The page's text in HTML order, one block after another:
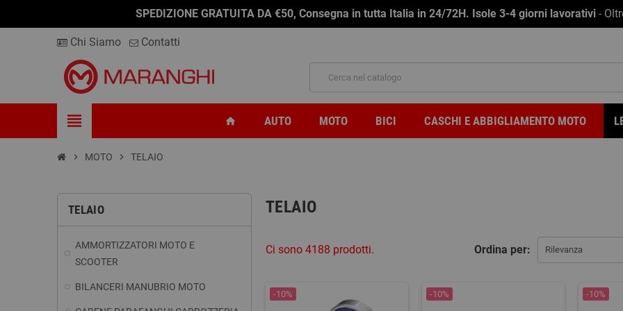
SPEDIZIONE GRATUITA DA €50, Consegna in tutta Italia in 24/72H. Isole 3-4 giorni lavorativi -
Chi Siamo Contatti
view_headline home AUTO MOTO BICI CASCHI E ABBIGLIAMENTO MOTO
chevron_right MOTO chevron_right TELAIO
TELAIO
AMMORTIZZATORI MOTO E
SCOOTER
BILANCERI MANUBRIO MOTO
TELAIO
Ordina per: Rilevanza
Ci sono 4188 prodotti.
-10% -10% -10%